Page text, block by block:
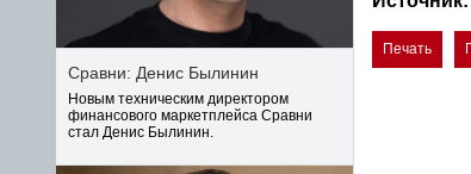
Печать
Сравни: Денис Былинин
Новым техническим директором
финансового маркетплейса Сравни
стал Денис Былинин.